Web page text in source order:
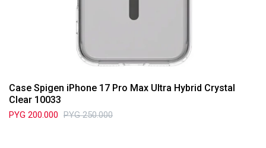
Case Spigen iPhone 17 Pro Max Ultra Hybrid Crystal
Clear 10033
PYG 200.000 PYG 250.000